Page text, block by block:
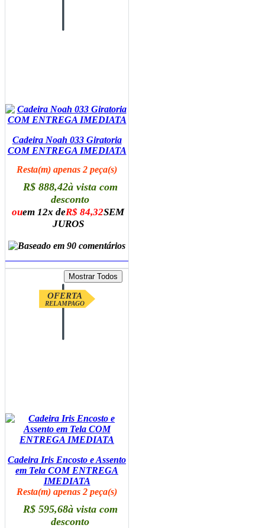
Cadeira Noah 033 Giratoria
COM ENTREGA IMEDIATA
Resta(m) apenas 2 peça(s)
R$ 888,42à vista com
desconto
ouem 12x deR$ 84,32SEM
JUROS
OFERTA
RELAMPAGO
Cadeira Iris Encosto e Assento
em Tela COM ENTREGA
IMEDIATA
Resta(m) apenas 2 peça(s)
R$ 595,68à vista com
desconto